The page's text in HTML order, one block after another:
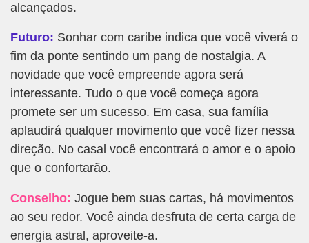
alcançados.
Futuro: Sonhar com caribe indica que você viverá o
fim da ponte sentindo um pang de nostalgia. A
novidade que você empreende agora será
interessante. Tudo o que você começa agora
promete ser um sucesso. Em casa, sua família
aplaudirá qualquer movimento que você fizer nessa
direção. No casal você encontrará o amor e o apoio
que o confortarão.
Conselho: Jogue bem suas cartas, há movimentos
ao seu redor. Você ainda desfruta de certa carga de
energia astral, aproveite-a.